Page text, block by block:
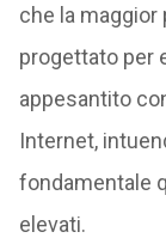
che la
progettato per
appesantito
Internet,
fondamentale
elevati.